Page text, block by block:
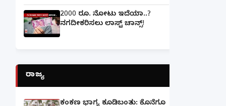
2000 ರೂ. ನೋಟು ಇದೆಯಾ..?
ನಗದೀಕರಿಸಲು ಲಾಸ್ಟ್‌ ಚಾನ್ಸ್‌!
ರಾಜ್ಯ
ಕಂಕಣ ಭಾಗ್ಯ ಕೂಡಿಬಂತು: ಕೊನೆಗೂ